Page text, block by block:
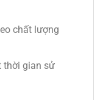
chất lượng
thời gian sử